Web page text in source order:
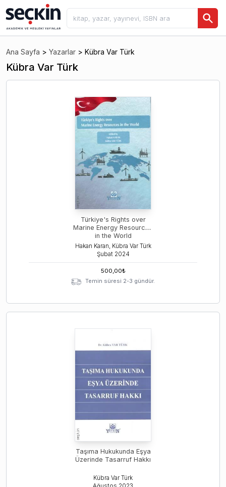
Ana Sayfa > Yazarlar > Kübra Var Türk
Kübra Var Türk
Türkiye's Rights over
Marine Energy Resources
in the World
Hakan Karan, Kübra Var Türk
Şubat 2024
500,00₺
Temin süresi 2-3 gündür.
Taşıma Hukukunda Eşya
Üzerinde Tasarruf Hakkı
Kübra Var Türk